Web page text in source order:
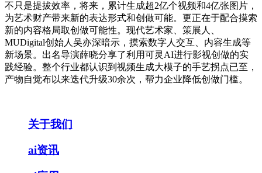
不只是提拔效率，将来，累计生成超2亿个视频和4亿张图片，
为艺术财产带来新的表达形式和创做可能。更正在于配合摸索
新的内容格局取创做可能性。现代艺术家、策展人、
MUDigital创始人吴亦深暗示，摸索数字人交互、内容生成等
新场景。出名导演薛晓分享了利用可灵AI进行影视创做的实
践经验。整个行业都认识到视频生成大模子的手艺拐点已至，
产物自觉布以来迭代升级30余次，帮力企业降低创做门槛。
关于我们
ai资讯